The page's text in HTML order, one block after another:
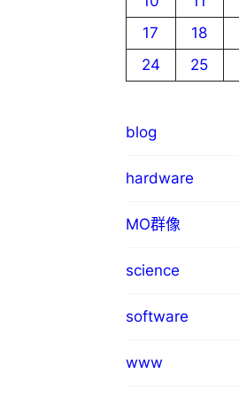
17
18
24
25
blog
hardware
MO群像
science
software
www